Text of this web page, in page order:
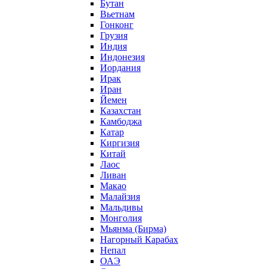
Бутан
Вьетнам
Гонконг
Грузия
Индия
Индонезия
Иордания
Ирак
Иран
Йемен
Казахстан
Камбоджа
Катар
Киргизия
Китай
Лаос
Ливан
Макао
Малайзия
Мальдивы
Монголия
Мьянма (Бирма)
Нагорный Карабах
Непал
ОАЭ